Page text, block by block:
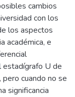
cambios
con los
los aspectos
académica, e
estadígrafo U de
cuando no se
significancia